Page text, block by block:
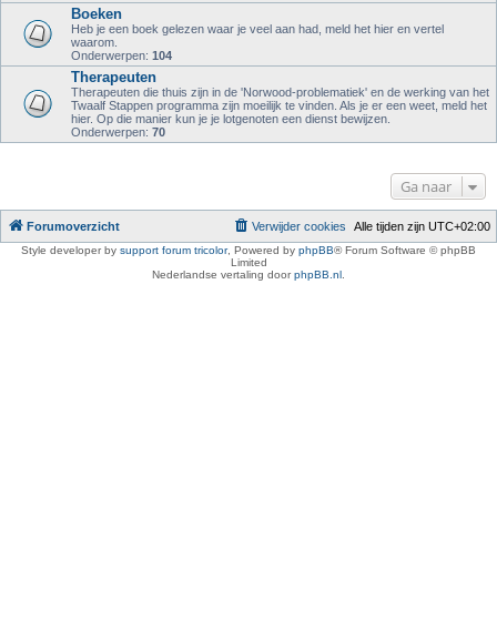
Boeken
Heb je een boek gelezen waar je veel aan had, meld het hier en vertel
waarom.
Onderwerpen: 104
Therapeuten
Therapeuten die thuis zijn in de 'Norwood-problematiek' en de werking van het
Twaalf Stappen programma zijn moeilijk te vinden. Als je er een weet, meld het
hier. Op die manier kun je je lotgenoten een dienst bewijzen.
Onderwerpen: 70
Ga naar
Forumoverzicht Alle tijden zijn UTC+02:00
Verwijder cookies
Style developer by support forum tricolor, Powered by phpBB® Forum Software © phpBB
Limited
Nederlandse vertaling doorphpBB.nl